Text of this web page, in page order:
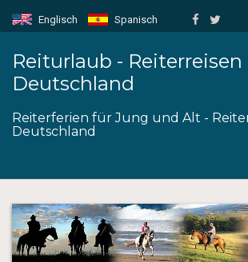
Englisch Spanisch
Reiturlaub - Reiterreisen
Deutschland
Reiterferien für Jung und Alt -
Deutschland